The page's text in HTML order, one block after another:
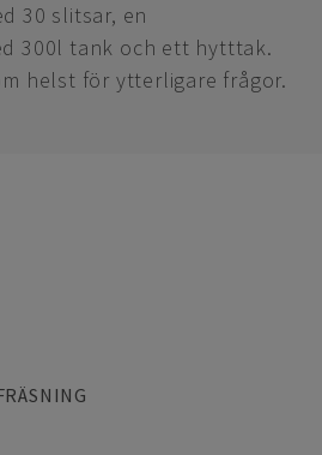
30 slitsar, en
300l tank och ett hytttak.
helst för ytterligare frågor.